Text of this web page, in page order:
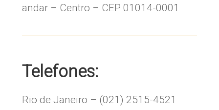
andar – Centro – CEP 01014-0001
Telefones:
Rio de Janeiro – (021) 2515-4521